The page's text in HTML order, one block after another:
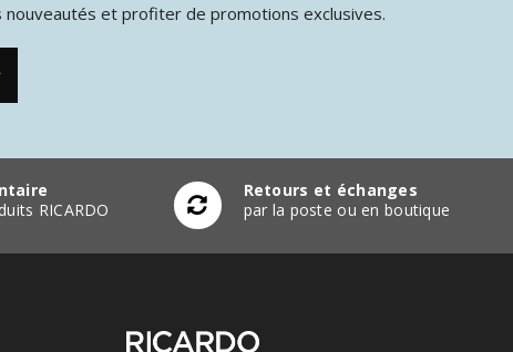
et profiter de promotions exclusives.
RICARDO
Retours et échanges
par la poste ou en boutique